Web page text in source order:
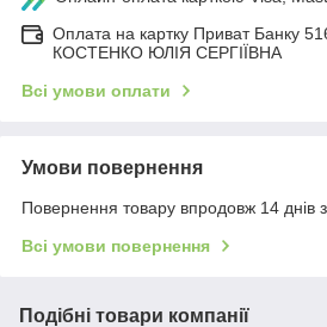
Оплата на картку Приват Банку
КОСТЕНКО ЮЛІЯ СЕРГІЇВНА
Всі умови оплати
Умови повернення
Повернення товару впродовж 14 днів
Всі умови повернення
Подібні товари компанії